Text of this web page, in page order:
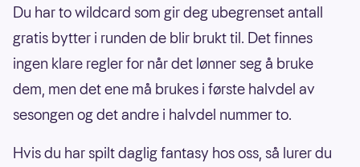
Du har to wildcard som gir deg ubegrenset antall
gratis bytter i runden de blir brukt til. Det finnes
ingen klare regler for når det lønner seg å bruke
dem, men det ene må brukes i første halvdel av
sesongen og det andre i halvdel nummer to.
Hvis du har spilt daglig fantasy hos oss, så lurer du